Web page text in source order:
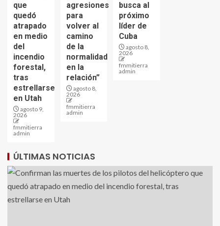
que
quedó
atrapado
en medio
del
incendio
forestal,
tras
estrellarse
en Utah
agosto 9,
2026
fmmitierra
admin
agresiones
para
volver al
camino
de la
normalidad
en la
relación”
agosto 8,
2026
fmmitierra
admin
busca al
próximo
líder de
Cuba
agosto 8,
2026
fmmitierra
admin
ÚLTIMAS NOTICIAS